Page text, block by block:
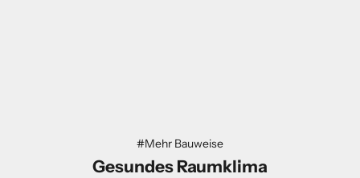
#Mehr Bauweise
Gesundes Raumklima